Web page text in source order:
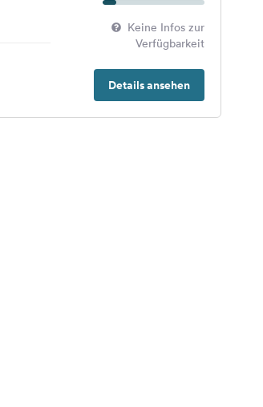
Keine Infos zur
Verfügbarkeit
Details ansehen